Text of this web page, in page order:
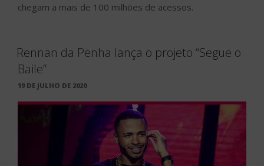
chegam a mais de 100 milhões de acessos.
Rennan da Penha lança o projeto “Segue o
Baile”
PUBLICADO
19 DE JULHO DE 2020